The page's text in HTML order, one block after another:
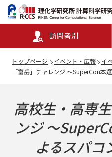
訪問者別
トップページ イベント・広報 イ
「富岳」チャレンジ ～SuperCon本
高校生・高専
ンジ ～
よるスパコ